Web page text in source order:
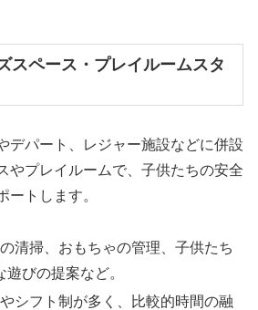
スペース・プレイルームスタ
デパート、レジャー施設などに併設
やプレイルームで、子供たちの安全
ートします。
清掃、おもちゃの管理、子供たち
びの提案など。
シフト制が多く、比較的時間の融